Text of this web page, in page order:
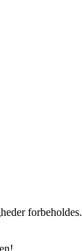
forbeholdes.